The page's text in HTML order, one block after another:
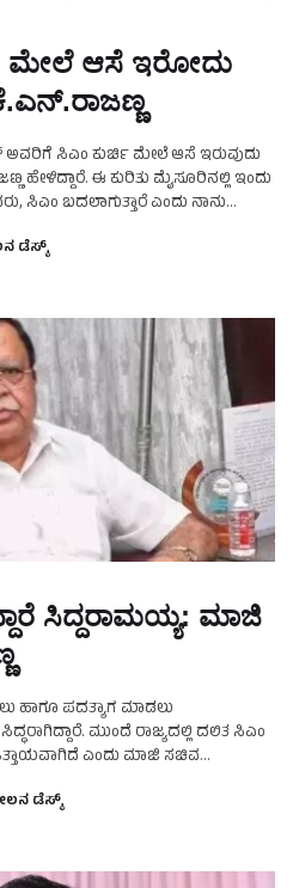
ಮೇಲೆ ಆಸೆ ಇರೋದು
ಸಿಎಂ ಕುರ್ಚಿ ಮೇಲೆ ಆಸೆ ಇರುವುದು
ಹೇಳಿದ್ದಾರೆ. ಈ ಕುರಿತು ಮೈಸೂರಿನಲ್ಲಿ ಇಂದು
ಸಿಎಂ ಬದಲಾಗುತ್ತಾರೆ ಎಂದು ನಾನು
ಡೆಸ್ಕ್
ಸಿದ್ದರಾಮಯ್ಯ: ಮಾಜಿ
ಹಾಗೂ ಪದತ್ಯಾಗ ಮಾಡಲು
ಮುಂದೆ ರಾಜ್ಯದಲ್ಲಿ ದಲಿತ ಸಿಎಂ
ಎಂದು ಮಾಜಿ ಸಚಿವ
ಡೆಸ್ಕ್